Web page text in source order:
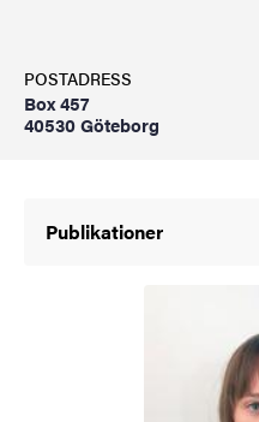
POSTADRESS
Box 457
40530 Göteborg
Publikationer